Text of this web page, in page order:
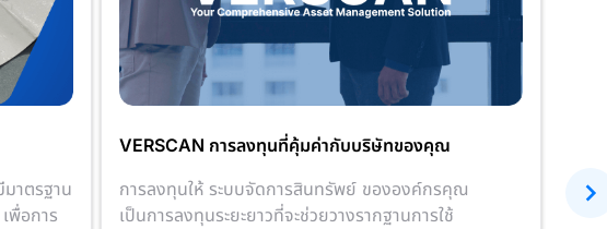
าตรฐาน
พื่อการ
VERSCAN การลงทุนที่คุ้มค่ากับบริษัทของคุณ
การลงทุนให้ ระบบจัดการสินทรัพย์ ขององค์กรคุณ
เป็นการลงทุนระยะยาวที่จะช่วยวางรากฐานการใช้